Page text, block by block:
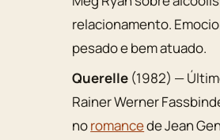
relacionamento.
pesado e bem atuado.
Querelle (1982) —
Rainer Werner
noromancede Jean